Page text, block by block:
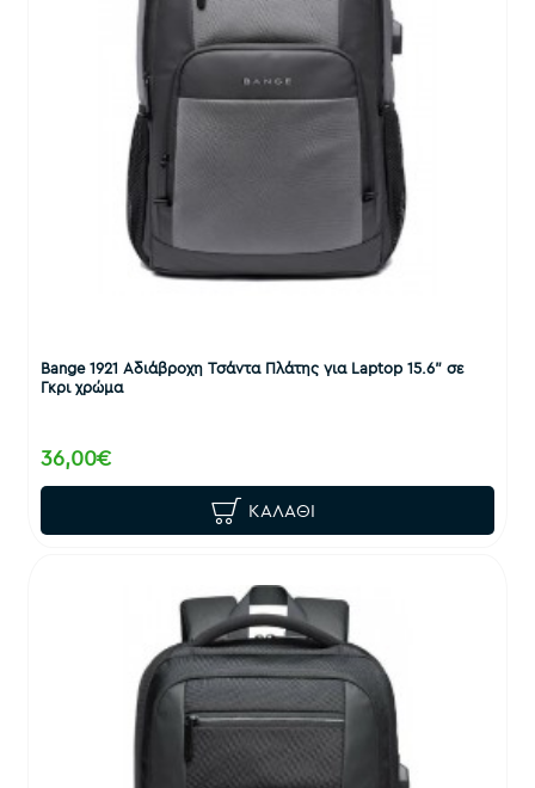
Bange 1921 Αδιάβροχη Τσάντα Πλάτης για Laptop 15.6" σε
Γκρι χρώμα
36,00€
ΚΑΛΆΘΙ